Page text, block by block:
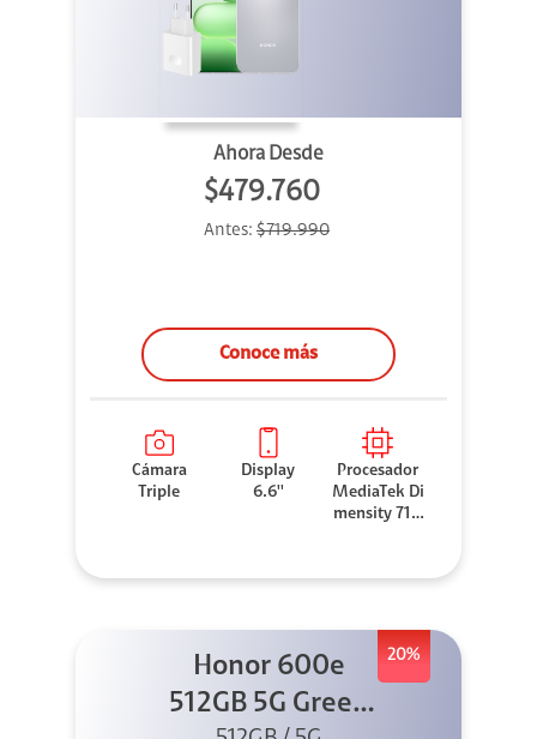
Ahora Desde
$479.760
Antes: $719.990
Conoce más
Cámara
Triple
Display
6.6''
Procesador
MediaTek Di
mensity 710
20%
Honor 600e
512GB 5G Green